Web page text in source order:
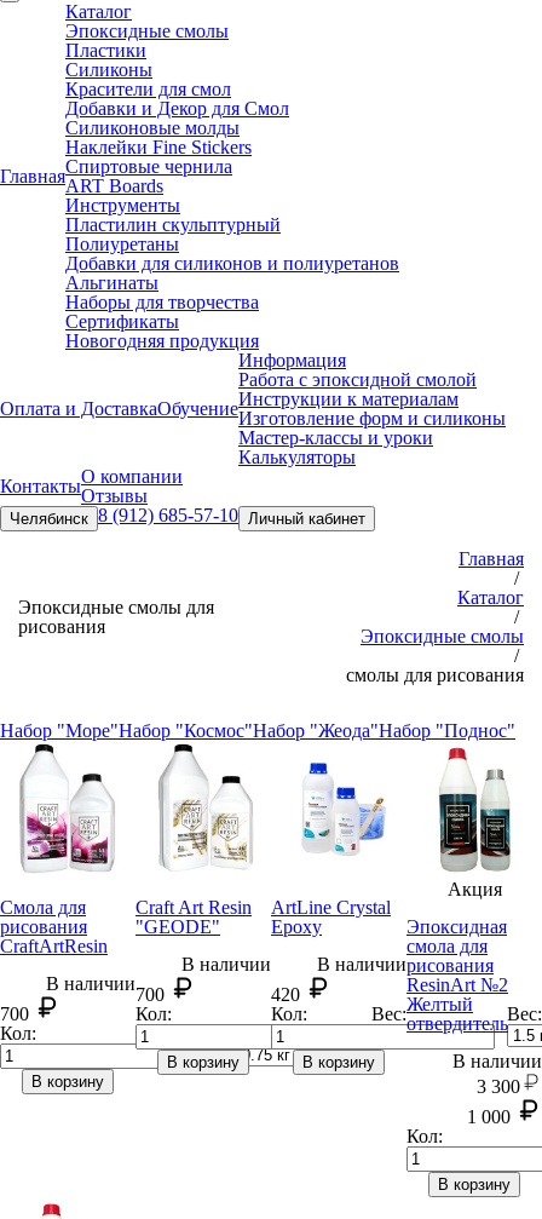
Главная
Каталог
Эпоксидные смолы
Пластики
Силиконы
Красители для смол
Добавки и Декор для Смол
Силиконовые молды
Наклейки Fine Stickers
Спиртовые чернила
ART Boards
Инструменты
Пластилин скульптурный
Полиуретаны
Добавки для силиконов и полиуретанов
Альгинаты
Наборы для творчества
Сертификаты
Новогодняя продукция
Оплата и ДоставкаОбучение
Информация
Работа с эпоксидной смолой
Инструкции к материалам
Изготовление форм и силиконы
Мастер-классы и уроки
Калькуляторы
КонтактыО компании
Отзывы
Челябинск 8 (912) 685-57-10 Личный кабинет
Эпоксидные смолы для
рисования
Главная
/
Каталог
/
Эпоксидные смолы
/
смолы для рисования
Набор "Море"Набор "Космос"Набор "Жеода"Набор "Поднос"
Смола для
рисования
CraftArtResin
В наличии
700
Кол:
В корзину
Craft Art Resin
"GEODE"
В наличии
700
Кол:
Вес:
В корзину
ArtLine Crystal
Epoxy
В наличии
420
Кол:
Вес:
В корзину
Акция
Эпоксидная
смола для
рисования
ResinArt №2
Желтый
отвердитель
В наличии
3 300
1 000
Кол:
В корзину